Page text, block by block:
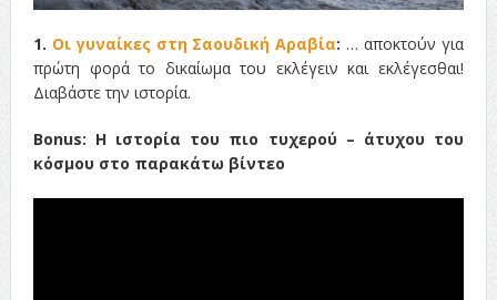
1. Οι γυναίκες στη Σαουδική Αραβία: … αποκτούν για
πρώτη φορά το δικαίωμα του εκλέγειν και εκλέγεσθαι!
Διαβάστε την ιστορία.
Bonus: Η ιστορία του πιο τυχερού – άτυχου του
κόσμου στο παρακάτω βίντεο